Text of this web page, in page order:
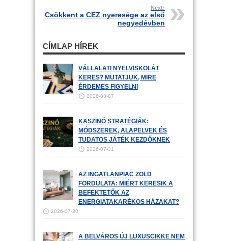
Next:
Csökkent a CEZ nyeresége az első
negyedévben
CÍMLAP HÍREK
VÁLLALATI NYELVISKOLÁT
KERES? MUTATJUK, MIRE
ÉRDEMES FIGYELNI
2026-08-07
KASZINÓ STRATÉGIÁK:
MÓDSZEREK, ALAPELVEK ÉS
TUDATOS JÁTÉK KEZDŐKNEK
2026-07-31
AZ INGATLANPIAC ZÖLD
FORDULATA: MIÉRT KERESIK A
BEFEKTETŐK AZ
ENERGIATAKARÉKOS HÁZAKAT?
2026-07-30
A BELVÁROS ÚJ LUXUSCIKKE NEM